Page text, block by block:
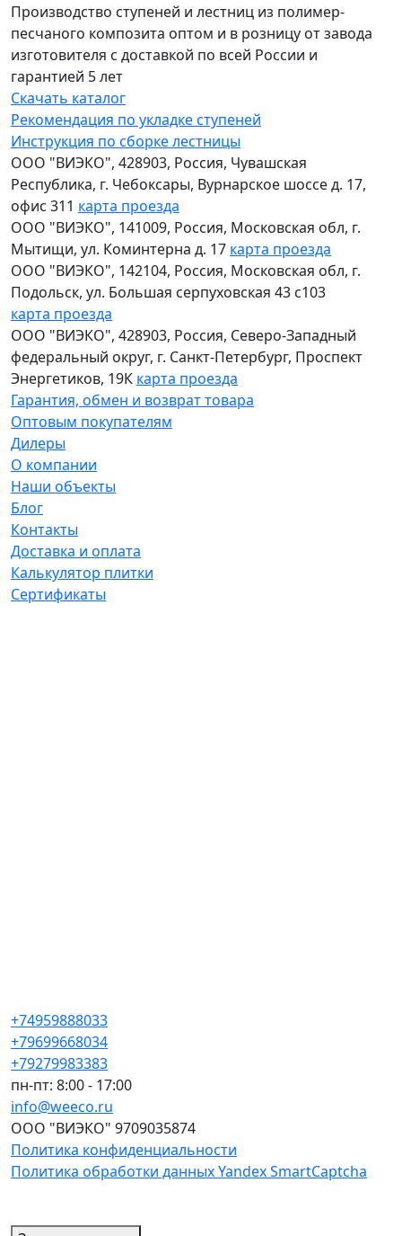
Производство ступеней и лестниц из полимер-
песчаного композита оптом и в розницу от завода
изготовителя с доставкой по всей России и
гарантией 5 лет
Скачать каталог
Рекомендация по укладке ступеней
Инструкция по сборке лестницы
ООО "ВИЭКО", 428903, Россия, Чувашская
Республика, г. Чебоксары, Вурнарское шоссе д. 17,
офис 311 карта проезда
ООО "ВИЭКО", 141009, Россия, Московская обл, г.
Мытищи, ул. Коминтерна д. 17 карта проезда
ООО "ВИЭКО", 142104, Россия, Московская обл, г.
Подольск, ул. Большая серпуховская 43 с103
карта проезда
ООО "ВИЭКО", 428903, Россия, Северо-Западный
федеральный округ, г. Санкт-Петербург, Проспект
Энергетиков, 19К карта проезда
Гарантия, обмен и возврат товара
Оптовым покупателям
Дилеры
О компании
Наши объекты
Блог
Контакты
Доставка и оплата
Калькулятор плитки
Сертификаты
+74959888033
+79699668034
+79279983383
пн-пт: 8:00 - 17:00
info@weeco.ru
ООО "ВИЭКО" 9709035874
Политика конфиденциальности
Политика обработки данных Yandex SmartCaptcha